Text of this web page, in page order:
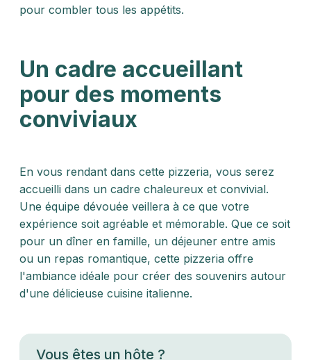
pour combler tous les appétits.
Un cadre accueillant
pour des moments
conviviaux
En vous rendant dans cette pizzeria, vous serez
accueilli dans un cadre chaleureux et convivial.
Une équipe dévouée veillera à ce que votre
expérience soit agréable et mémorable. Que ce soit
pour un dîner en famille, un déjeuner entre amis
ou un repas romantique, cette pizzeria offre
l'ambiance idéale pour créer des souvenirs autour
d'une délicieuse cuisine italienne.
Vous êtes un hôte ?